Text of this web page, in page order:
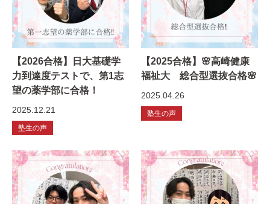
【2026合格】日大基礎学
力到達度テストで、第1志
望の薬学部に合格！
2025.12.21
塾生の声
【2025合格】🌸高崎健康
福祉大 総合型選抜合格🌸
2025.04.26
塾生の声